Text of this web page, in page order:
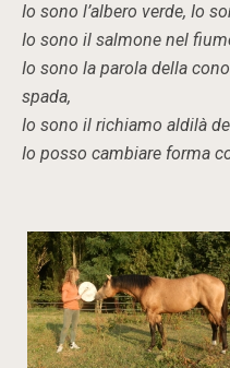
Io sono l’albero verde, Io
Io sono il salmone nel
Io sono la parola della
spada,
Io sono il richiamo aldilà
Io posso cambiare forma